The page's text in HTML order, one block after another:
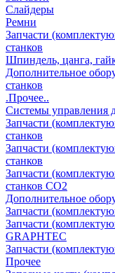
Слайдеры
Ремни
Запчасти
станков
Шпиндель, цанга,
Дополнительное
станков
.Прочее..
Системы управления
Запчасти
станков
Запчасти
станков
Запчасти
станков CO2
Дополнительное
Запчасти
Запчасти
GRAPHTEC
Запчасти
Прочее